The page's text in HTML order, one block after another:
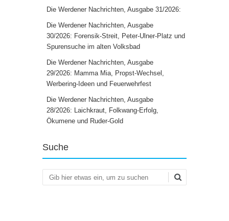
Die Werdener Nachrichten, Ausgabe 31/2026:
Die Werdener Nachrichten, Ausgabe
30/2026: Forensik-Streit, Peter-Ulner-Platz und
Spurensuche im alten Volksbad
Die Werdener Nachrichten, Ausgabe
29/2026: Mamma Mia, Propst-Wechsel,
Werbering-Ideen und Feuerwehrfest
Die Werdener Nachrichten, Ausgabe
28/2026: Laichkraut, Folkwang-Erfolg,
Ökumene und Ruder-Gold
Suche
Suchen